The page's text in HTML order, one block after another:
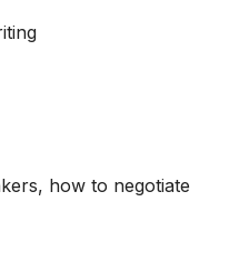
how to negotiate